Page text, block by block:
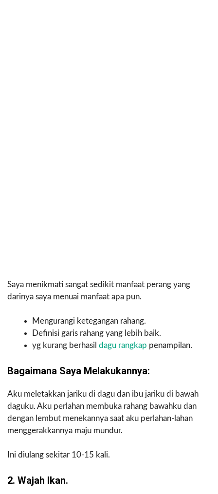
Saya menikmati sangat sedikit manfaat perang yang
darinya saya menuai manfaat apa pun.
Mengurangi ketegangan rahang.
Definisi garis rahang yang lebih baik.
yg kurang berhasil dagu rangkap penampilan.
Bagaimana Saya Melakukannya:
Aku meletakkan jariku di dagu dan ibu jariku di bawah
daguku. Aku perlahan membuka rahang bawahku dan
dengan lembut menekannya saat aku perlahan-lahan
menggerakkannya maju mundur.
Ini diulang sekitar 10-15 kali.
2. Wajah Ikan.